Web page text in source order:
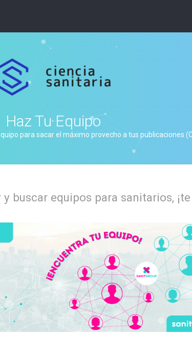
Haz Tu Equipo
para sacar el máximo provecho a tus publicaciones
buscar equipos para sanitarios,